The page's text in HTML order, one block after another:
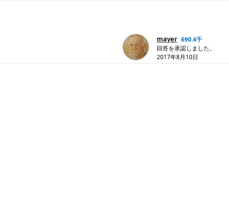
mayer 690.4千
回答を承認しました。
2017年8月10日